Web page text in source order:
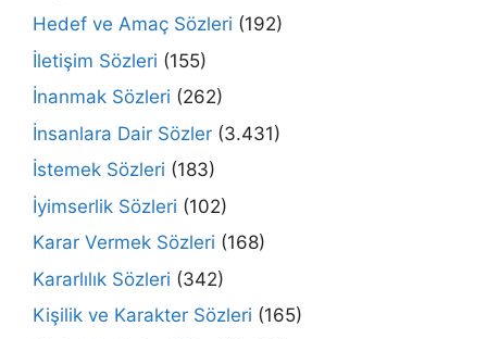
Hedef ve Amaç Sözleri (192)
İletişim Sözleri (155)
İnanmak Sözleri (262)
İnsanlara Dair Sözler (3.431)
İstemek Sözleri (183)
İyimserlik Sözleri (102)
Karar Vermek Sözleri (168)
Kararlılık Sözleri (342)
Kişilik ve Karakter Sözleri (165)